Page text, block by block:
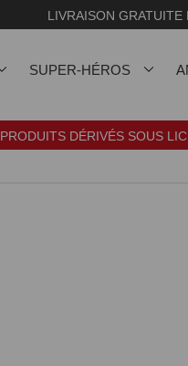
LIVRAISON GRATUITE
SUPER-HÉROS
PRODUITS DÉRIVÉS SOUS